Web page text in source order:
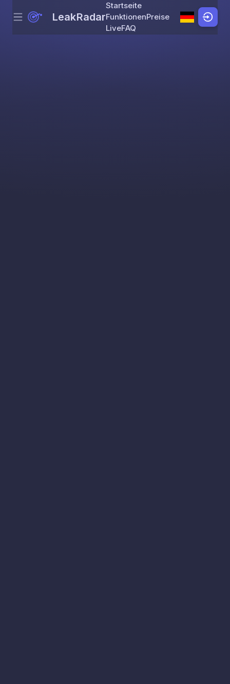
Skip to content
Menu LeakRadar
Startseite
FunktionenPreise
LiveFAQ